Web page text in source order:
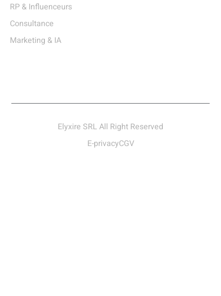
RP & Influenceurs
Consultance
Marketing & IA
Elyxire SRL All Right Reserved
E-privacyCGV